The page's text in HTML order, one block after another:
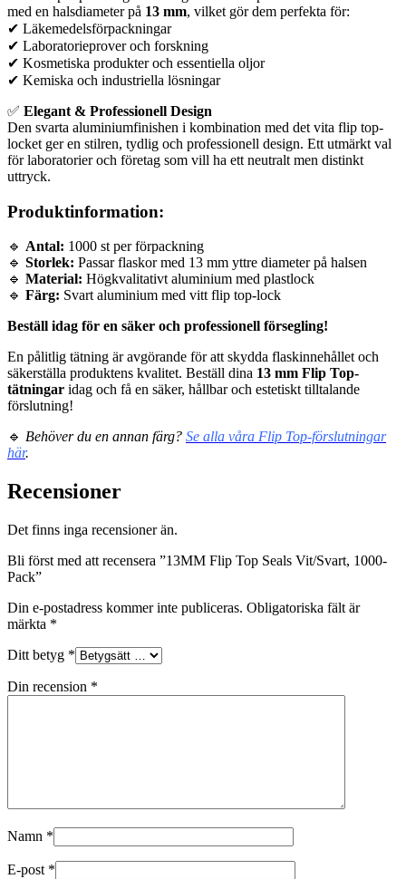
med en halsdiameter på 13 mm, vilket gör dem perfekta för:
✔ Läkemedelsförpackningar
✔ Laboratorieprover och forskning
✔ Kosmetiska produkter och essentiella oljor
✔ Kemiska och industriella lösningar
✅ Elegant & Professionell Design
Den svarta aluminiumfinishen i kombination med det vita flip top-
locket ger en stilren, tydlig och professionell design. Ett utmärkt val
för laboratorier och företag som vill ha ett neutralt men distinkt
uttryck.
Produktinformation:
🔹 Antal: 1000 st per förpackning
🔹 Storlek: Passar flaskor med 13 mm yttre diameter på halsen
🔹 Material: Högkvalitativt aluminium med plastlock
🔹 Färg: Svart aluminium med vitt flip top-lock
Beställ idag för en säker och professionell försegling!
En pålitlig tätning är avgörande för att skydda flaskinnehållet och
säkerställa produktens kvalitet. Beställ dina 13 mm Flip Top-
tätningar idag och få en säker, hållbar och estetiskt tilltalande
förslutning!
🔹 Behöver du en annan färg? Se alla våra Flip Top-förslutningar
här.
Recensioner
Det finns inga recensioner än.
Bli först med att recensera ”13MM Flip Top Seals Vit/Svart, 1000-
Pack”
Din e-postadress kommer inte publiceras. Obligatoriska fält är
märkta *
Ditt betyg *
Din recension *
Namn *
E-post *